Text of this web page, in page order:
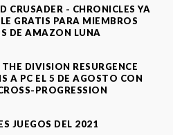
CRUSADER - CHRONICLES YA
GRATIS PARA MIEMBROS
DE AMAZON LUNA
DIVISION RESURGENCE
A PC EL 5 DE AGOSTO CON
PROGRESSION
JUEGOS DEL 2021